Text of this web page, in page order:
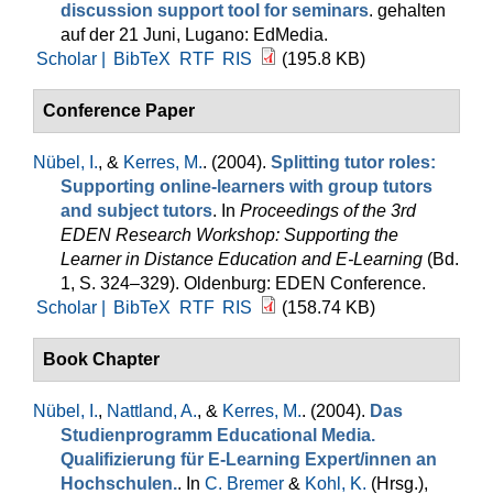
discussion support tool for seminars. gehalten
auf der 21 Juni, Lugano: EdMedia.
Scholar |
BibTeX RTF RIS (195.8 KB)
Conference Paper
Nübel, I., & Kerres, M.. (2004). Splitting tutor roles:
Supporting online-learners with group tutors
and subject tutors. In Proceedings of the 3rd
EDEN Research Workshop: Supporting the
Learner in Distance Education and E-Learning (Bd.
1, S. 324–329). Oldenburg: EDEN Conference.
Scholar |
BibTeX RTF RIS (158.74 KB)
Book Chapter
Nübel, I., Nattland, A., & Kerres, M.. (2004). Das
Studienprogramm Educational Media.
Qualifizierung für E-Learning Expert/innen an
Hochschulen.. In C. Bremer & Kohl, K. (Hrsg.),